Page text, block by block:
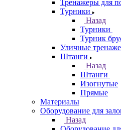
Тренажеры для
Турники
Назад
Турники
Турник
Уличные
Штанги
Назад
Штанги
Изогнутые
Прямые
Материалы
Оборудование для
Назад